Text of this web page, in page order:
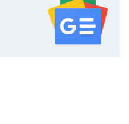
serwisu